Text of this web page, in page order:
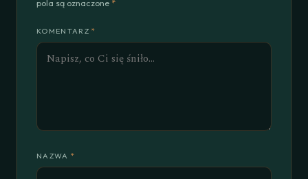
pola są oznaczone *
KOMENTARZ*
NAZWA *